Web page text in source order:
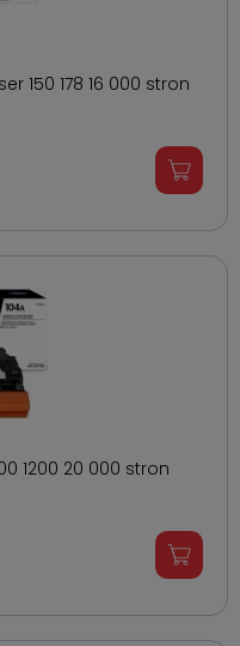
150 178 16 000 stron
1200 20 000 stron